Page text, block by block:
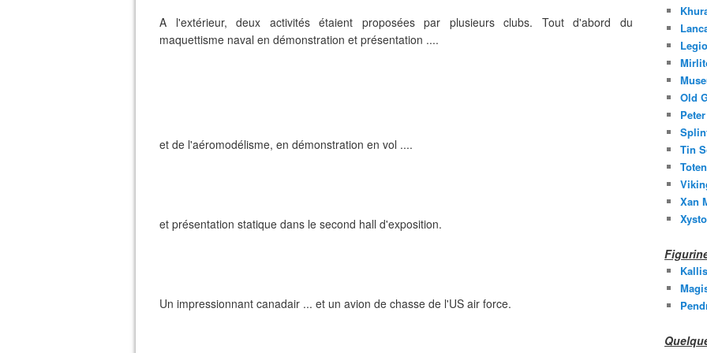
A l'extérieur, deux activités étaient proposées par plusieurs clubs. Tout d'abord du
maquettisme naval en démonstration et présentation ....
et de l'aéromodélisme, en démonstration en vol ....
et présentation statique dans le second hall d'exposition.
Un impressionnant canadair ... et un avion de chasse de l'US air force.
Old
Tin
Xan